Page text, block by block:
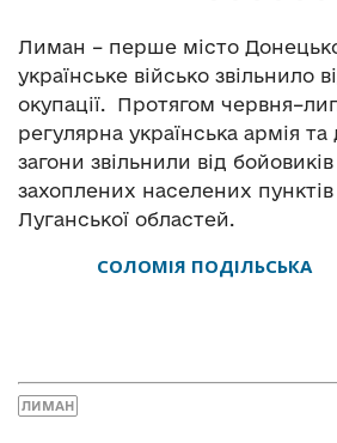
Лиман – перше місто
українське військо звільнило
окупації. Протягом
регулярна українська армія та
загони звільнили від
захоплених населених
Луганської областей.
СОЛОМІЯ ПОДІЛЬСЬКА
ЛИМАН